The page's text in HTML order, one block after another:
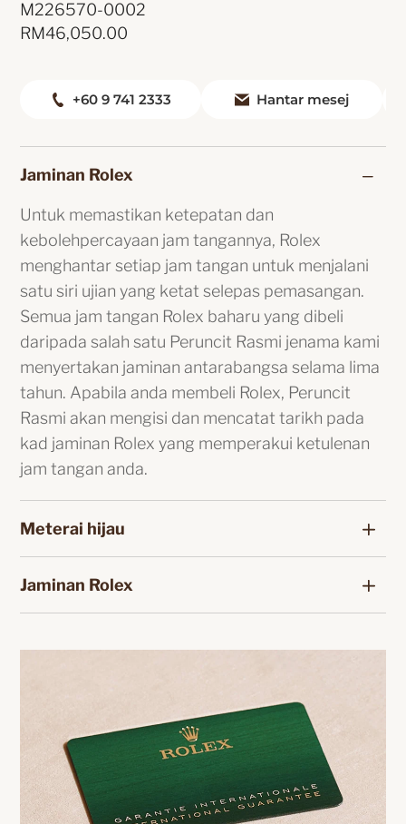
M226570-0002
RM46,050.00
+60 9 741 2333 Hantar mesej
Jaminan Rolex
Untuk memastikan ketepatan dan
kebolehpercayaan jam tangannya, Rolex
menghantar setiap jam tangan untuk menjalani
satu siri ujian yang ketat selepas pemasangan.
Semua jam tangan Rolex baharu yang dibeli
daripada salah satu Peruncit Rasmi jenama kami
menyertakan jaminan antarabangsa selama lima
tahun. Apabila anda membeli Rolex, Peruncit
Rasmi akan mengisi dan mencatat tarikh pada
kad jaminan Rolex yang memperakui ketulenan
jam tangan anda.
Meterai hijau
Jaminan Rolex